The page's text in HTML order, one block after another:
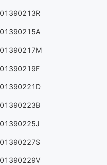
01390213R
01390215A
01390217M
01390219F
01390221D
01390223B
01390225J
01390227S
01390229V